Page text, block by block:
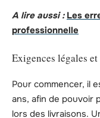
A lire aussi : Les
professionnelle
Exigences légales
Pour commencer, il
ans, afin de pouvoir
lors des livraisons.